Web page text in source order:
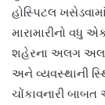
હોસ્પિટલ
મારામારીનો વધુ
શહેરના અલગ અલગ
અને વ્યવસ્થાની
ચોંકાવનારી બાબત